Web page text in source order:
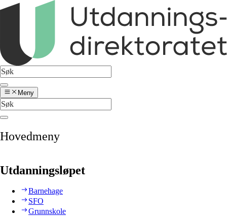
Meny
Hovedmeny
Utdanningsløpet
Barnehage
SFO
Grunnskole